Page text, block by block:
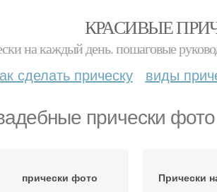
КРАСИВЫЕ
на каждый день. пошаговые
сделать прическу виды
прически фото
прически фото Прически